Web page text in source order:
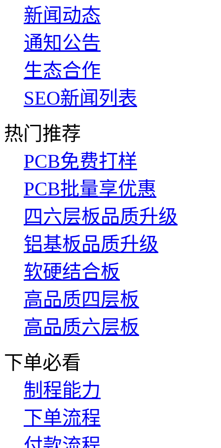
新闻动态
通知公告
生态合作
SEO新闻列表
热门推荐
PCB免费打样
PCB批量享优惠
四六层板品质升级
铝基板品质升级
软硬结合板
高品质四层板
高品质六层板
下单必看
制程能力
下单流程